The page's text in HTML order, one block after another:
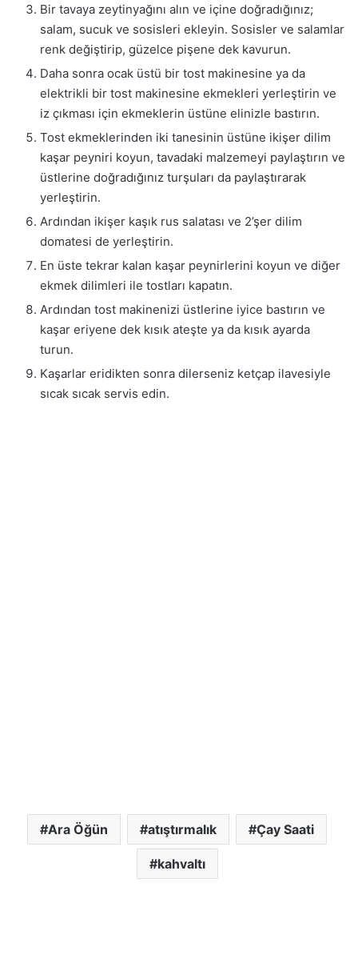
Bir tavaya zeytinyağını alın ve içine doğradığınız;
salam, sucuk ve sosisleri ekleyin. Sosisler ve salamlar
renk değiştirip, güzelce pişene dek kavurun.
Daha sonra ocak üstü bir tost makinesine ya da
elektrikli bir tost makinesine ekmekleri yerleştirin ve
iz çıkması için ekmeklerin üstüne elinizle bastırın.
Tost ekmeklerinden iki tanesinin üstüne ikişer dilim
kaşar peyniri koyun, tavadaki malzemeyi paylaştırın ve
üstlerine doğradığınız turşuları da paylaştırarak
yerleştirin.
Ardından ikişer kaşık rus salatası ve 2’şer dilim
domatesi de yerleştirin.
En üste tekrar kalan kaşar peynirlerini koyun ve diğer
ekmek dilimleri ile tostları kapatın.
Ardından tost makinenizi üstlerine iyice bastırın ve
kaşar eriyene dek kısık ateşte ya da kısık ayarda
turun.
Kaşarlar eridikten sonra dilerseniz ketçap ilavesiyle
sıcak sıcak servis edin.
Ara Öğün atıştırmalık Çay Saati
kahvaltı